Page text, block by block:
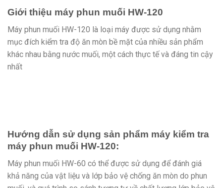
Giới thiệu máy phun muối HW-120
Máy phun muối HW-120 là loại máy được sử dụng nhằm
mục đích kiểm tra độ ăn mòn bề mặt của nhiều sản phẩm
khác nhau bằng nước muối, một cách thực tế và đáng tin cậy
nhất
Hướng dẫn sử dụng sản phẩm máy kiểm tra
máy phun muối HW-120:
Máy phun muối HW-60 có thể được sử dụng để đánh giá
khả năng của vật liệu và lớp bảo vệ chống ăn mòn do phun